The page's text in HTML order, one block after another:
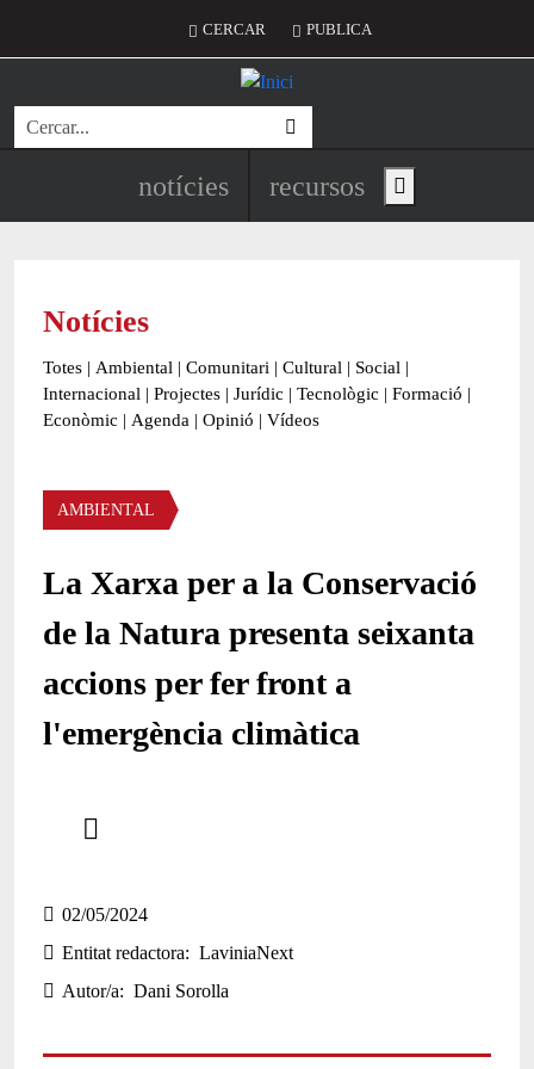
Menú del compte d'usuari
CERCAR PUBLICA
Cerca
Navegació principal de
notícies recursos Show main menu
Notícies
Totes | Ambiental | Comunitari | Cultural | Social |
Internacional | Projectes | Jurídic | Tecnològic | Formació |
Econòmic | Agenda | Opinió | Vídeos
Àmbit de la notícia
AMBIENTAL
La Xarxa per a la Conservació
de la Natura presenta seixanta
accions per fer front a
l'emergència climàtica
02/05/2024
Entitat redactora
LaviniaNext
Autor/a
Dani Sorolla